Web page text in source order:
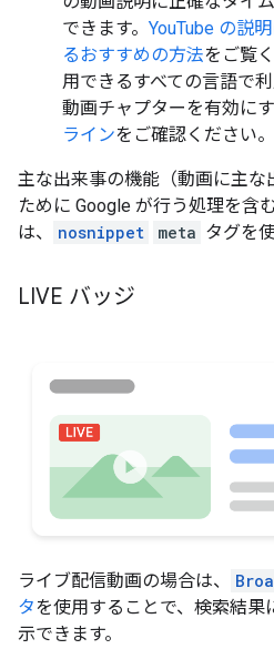
できます。 YouTube の説
るおすすめの方法をご覧
用できるすべての言語で
動画チャプターを有効にす
ラインをご確認ください。
主な出来事の機能（動画に主な
ために Google が行う処理を含
は、
nosnippet meta タグを
LIVE バッジ
ライブ配信動画の場合は、
タを使用することで、検索結果
示できます。